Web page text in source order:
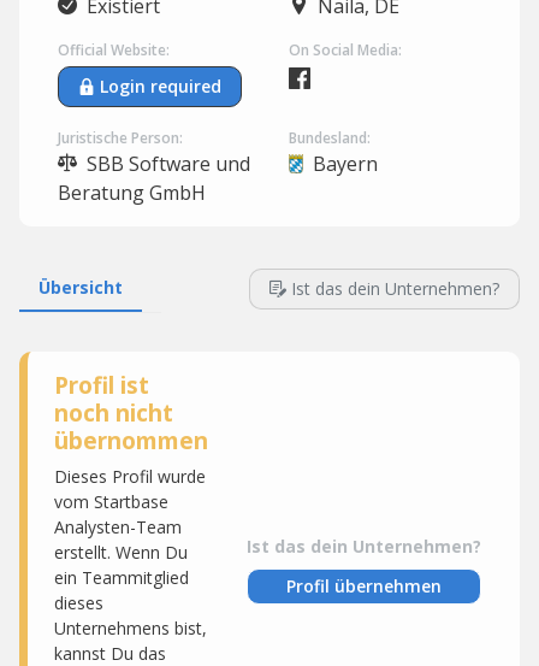
Existiert Naila, DE
Official Website:
Login required
On Social Media:
Juristische Person:
SBB Software und
Beratung GmbH
Bundesland:
Bayern
Übersicht Ist das dein Unternehmen?
Profil ist
noch nicht
übernommen
Dieses Profil wurde
vom Startbase
Analysten-Team
erstellt. Wenn Du
ein Teammitglied
dieses
Unternehmens bist,
kannst Du das
Ist das dein Unternehmen?
Profil übernehmen